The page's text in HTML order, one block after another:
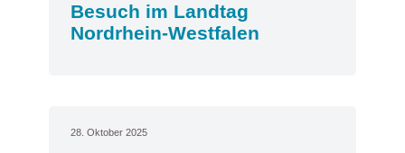
Besuch im Landtag
Nordrhein-Westfalen
28. Oktober 2025